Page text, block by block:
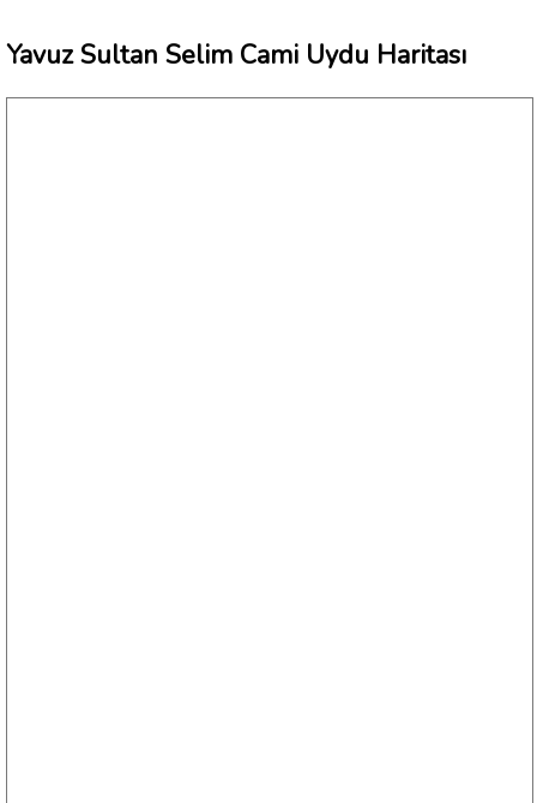
Yavuz Sultan Selim Cami Uydu Haritası